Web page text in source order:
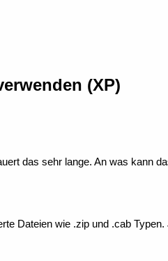
(XP)
das sehr lange. An was kann
Dateien wie .zip und .cab